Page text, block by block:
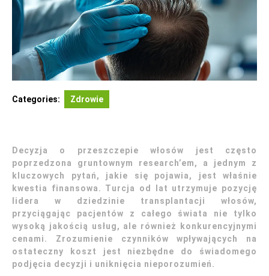
Categories: Zdrowie
Decyzja o przeszczepie włosów jest często
poprzedzona gruntownym research’em, a jednym z
kluczowych pytań, jakie się pojawia, jest właśnie
kwestia finansowa. Turcja od lat utrzymuje pozycję
lidera w dziedzinie transplantacji włosów,
przyciągając pacjentów z całego świata nie tylko
wysoką jakością usług, ale również konkurencyjnymi
cenami. Zrozumienie czynników wpływających na
ostateczny koszt jest niezbędne do świadomego
podjęcia decyzji i uniknięcia nieporozumień.